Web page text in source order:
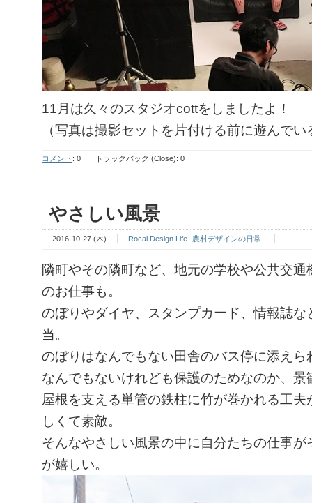
11月は久々のスタジオcottをしましたよ！
（写真は撮影セットを片付ける前に遊んでい
コメント : 0 トラックバック (Close): 0
やさしい風景
2016-10-27 (木) Rocal Design Life -農村デザインの日常-
隣町やその隣町など、地元の学校や公共交通
のお仕事も。
のぼりやダイヤ、スタンプカード、情報誌な
当。
のぼりはなんでもない田舎のバス停に添えら
なんでもないけれども保護のためなのか、景
屋根を支える単管の鉄柱に竹が巻かれる工
しくて素敵。
そんなやさしい風景の中に自分たちの仕事が
が嬉しい。